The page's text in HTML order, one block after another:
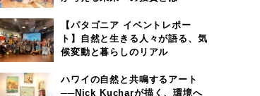
【パタゴニア イベントレポー
ト】自然と生きる人々が語る、気
候変動と暮らしのリアル
ハワイの自然と共鳴するアート
──Nick Kucharが描く、環境へ